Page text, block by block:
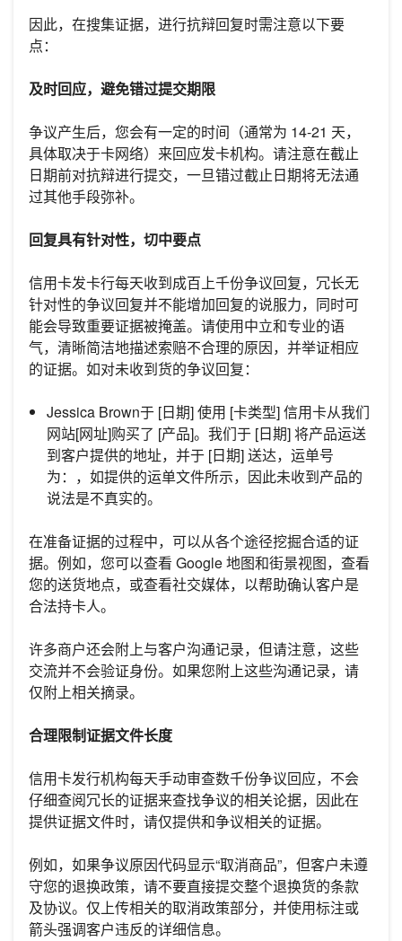
因此，在搜集证据，进行抗辩回复时需注意以下要
点：
及时回应，避免错过提交期限
争议产生后，您会有一定的时间（通常为 14-21 天，
具体取决于卡网络）来回应发卡机构。请注意在截止
日期前对抗辩进行提交，一旦错过截止日期将无法通
过其他手段弥补。
回复具有针对性，切中要点
信用卡发卡行每天收到成百上千份争议回复，冗长无
针对性的争议回复并不能增加回复的说服力，同时可
能会导致重要证据被掩盖。请使用中立和专业的语
气，清晰简洁地描述索赔不合理的原因，并举证相应
的证据。如对未收到货的争议回复：
Jessica Brown于 [日期] 使用 [卡类型] 信用卡从我们
网站[网址]购买了 [产品]。我们于 [日期] 将产品运送
到客户提供的地址，并于 [日期] 送达，运单号
为：，如提供的运单文件所示，因此未收到产品的
说法是不真实的。
在准备证据的过程中，可以从各个途径挖掘合适的证
据。例如，您可以查看 Google 地图和街景视图，查看
您的送货地点，或查看社交媒体，以帮助确认客户是
合法持卡人。
许多商户还会附上与客户沟通记录，但请注意，这些
交流并不会验证身份。如果您附上这些沟通记录，请
仅附上相关摘录。
合理限制证据文件长度
信用卡发行机构每天手动审查数千份争议回应，不会
仔细查阅冗长的证据来查找争议的相关论据，因此在
提供证据文件时，请仅提供和争议相关的证据。
例如，如果争议原因代码显示“取消商品”，但客户未遵
守您的退换政策，请不要直接提交整个退换货的条款
及协议。仅上传相关的取消政策部分，并使用标注或
箭头强调客户违反的详细信息。